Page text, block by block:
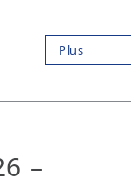
Plus
–